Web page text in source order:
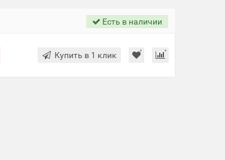
Есть в наличии
Купить в 1 клик